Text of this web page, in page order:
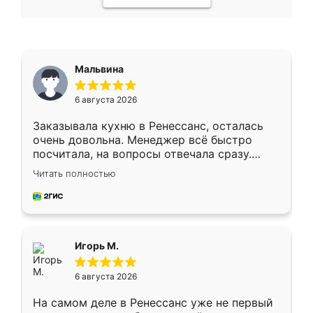
Мальвина
6 августа 2026
Заказывала кухню в Ренессанс, осталась
очень довольна. Менеджер всё быстро
посчитала, на вопросы отвечала сразу.
Замерщик приехал в субботу, подошёл к
делу со всей ответственностью. Собрали
за день, ребята работали аккуратно, даже
Читать полностью
Игорь М.
6 августа 2026
На самом деле в Ренессанс уже не первый